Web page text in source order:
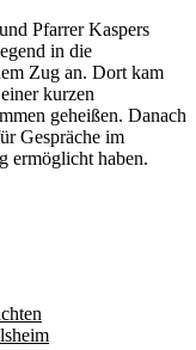
Pfarrer Kaspers
in die
Zug an. Dort kam
kurzen
geheißen. Danach
Gespräche im
ermöglicht haben.